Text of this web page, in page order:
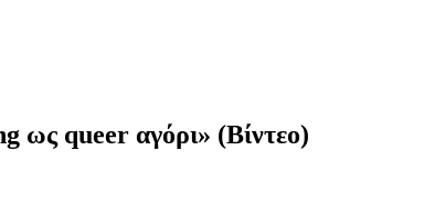
ως queer αγόρι» (Βίντεο)